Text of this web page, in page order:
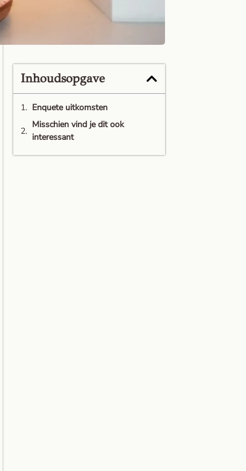
Inhoudsopgave
Enquete uitkomsten
Misschien vind je dit ook
interessant